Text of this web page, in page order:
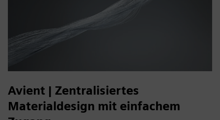
Avient | Zentralisiertes
Materialdesign mit einfachem